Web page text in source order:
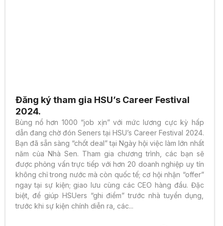
Đăng ký tham gia HSU’s Career Festival
2024.
Bùng nổ hơn 1000 “job xịn” với mức lương cực kỳ hấp
dẫn đang chờ đón Seners tại HSU’s Career Festival 2024.
Bạn đã sẵn sàng “chốt deal” tại Ngày hội việc làm lớn nhất
năm của Nhà Sen. Tham gia chương trình, các bạn sẽ
được phỏng vấn trực tiếp với hơn 20 doanh nghiệp uy tín
không chỉ trong nước mà còn quốc tế; cơ hội nhận “offer”
ngay tại sự kiện; giao lưu cùng các CEO hàng đầu. Đặc
biệt, để giúp HSUers “ghi điểm” trước nhà tuyển dụng,
trước khi sự kiện chính diễn ra, các...